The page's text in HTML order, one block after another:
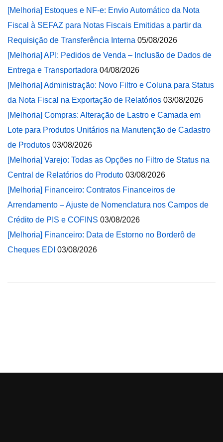
[Melhoria] Estoques e NF-e: Envio Automático da Nota
Fiscal à SEFAZ para Notas Fiscais Emitidas a partir da
Requisição de Transferência Interna 05/08/2026
[Melhoria] API: Pedidos de Venda – Inclusão de Dados de
Entrega e Transportadora 04/08/2026
[Melhoria] Administração: Novo Filtro e Coluna para Status
da Nota Fiscal na Exportação de Relatórios 03/08/2026
[Melhoria] Compras: Alteração de Lastro e Camada em
Lote para Produtos Unitários na Manutenção de Cadastro
de Produtos 03/08/2026
[Melhoria] Varejo: Todas as Opções no Filtro de Status na
Central de Relatórios do Produto 03/08/2026
[Melhoria] Financeiro: Contratos Financeiros de
Arrendamento – Ajuste de Nomenclatura nos Campos de
Crédito de PIS e COFINS 03/08/2026
[Melhoria] Financeiro: Data de Estorno no Borderô de
Cheques EDI 03/08/2026